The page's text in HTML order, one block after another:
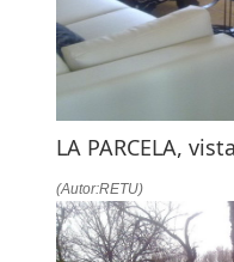
LA PARCELA,
(Autor:RETU)